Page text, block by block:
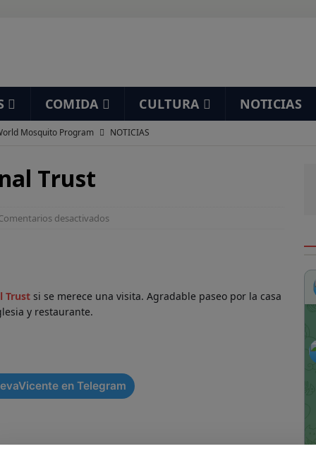
COMIDA CULTURA NOTICIAS
Mosquito Program
NOTICIAS
Ramón
DESAYUNOS
cosa es cualquier cosa
HUMOR
Trust
desactivados
Trust si se merece una visita. Agradable paseo por la casa
y restaurante.
en Telegram